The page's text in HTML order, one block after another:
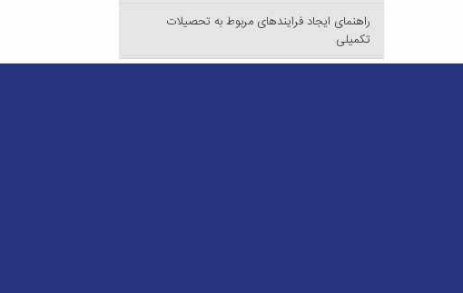
راهنمای ایجاد فرایندهای مربوط به تحصیلات
تکمیلی